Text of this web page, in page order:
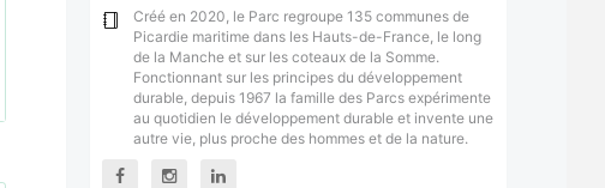
Créé en 2020, le Parc regroupe 135 communes de
Picardie maritime dans les Hauts-de-France, le long
de la Manche et sur les coteaux de la Somme.
Fonctionnant sur les principes du développement
durable, depuis 1967 la famille des Parcs expérimente
au quotidien le développement durable et invente une
autre vie, plus proche des hommes et de la nature.